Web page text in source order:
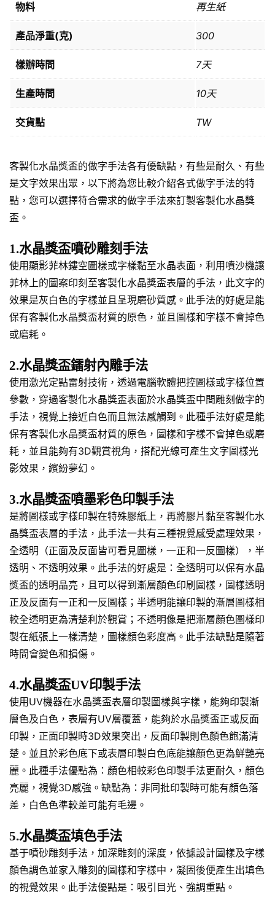
物料 再生紙
產品淨重(克) 300
樣辦時間 7天
生產時間 10天
交貨點 TW
客製化水晶獎盃的做字手法各有優缺點，有些是耐久、有些
是文字效果出眾，以下將為您比較介紹各式做字手法的特
點，您可以選擇符合需求的做字手法來訂製客製化水晶獎
盃。
1.水晶獎盃噴砂雕刻手法
使用顯影菲林鏤空圖樣或字樣黏至水晶表面，利用噴沙機讓
菲林上的圖案印刻至客製化水晶獎盃表層的手法，此文字的
效果是灰白色的字樣並且呈現磨砂質感。此手法的好處是能
保有客製化水晶獎盃材質的原色，並且圖樣和字樣不會掉色
或磨耗。
2.水晶獎盃鐳射內雕手法
使用激光定點雷射技術，透過電腦軟體把控圖樣或字樣位置
參數，穿過客製化水晶獎盃表面於水晶獎盃中間雕刻做字的
手法，視覺上接近白色而且無法感觸到。此種手法好處是能
保有客製化水晶獎盃材質的原色，圖樣和字樣不會掉色或磨
耗，並且能夠有3D觀賞視角，搭配光線可產生文字圖樣光
影效果，繽紛夢幻。
3.水晶獎盃噴墨彩色印製手法
是將圖樣或字樣印製在特殊膠紙上，再將膠片黏至客製化水
晶獎盃表層的手法，此手法一共有三種視覺感受處理效果，
全透明（正面及反面皆可看見圖樣，一正和一反圖樣），半
透明、不透明效果。此手法的好處是：全透明可以保有水晶
獎盃的透明晶亮，且可以得到漸層顏色印刷圖樣，圖樣透明
正及反面有一正和一反圖樣；半透明能讓印製的漸層圖樣相
較全透明更為清楚利於觀賞；不透明像是把漸層顏色圖樣印
製在紙張上一樣清楚，圖樣顏色彩度高。此手法缺點是隨著
時間會變色和損傷。
4.水晶獎盃UV印製手法
使用UV機器在水晶獎盃表層印製圖樣與字樣，能夠印製漸
層色及白色，表層有UV層覆蓋，能夠於水晶獎盃正或反面
印製，正面印製時3D效果突出，反面印製則色顏色飽滿清
楚。並且於彩色底下或表層印製白色底能讓顏色更為鮮艷亮
麗。此種手法優點為：顏色相較彩色印製手法更耐久，顏色
亮麗，視覺3D感強。缺點為：非同批印製時可能有顏色落
差，白色色準較差可能有毛邊。
5.水晶獎盃填色手法
基于噴砂雕刻手法，加深雕刻的深度，依據設計圖樣及字樣
顏色調色並家入雕刻的圖樣和字樣中，凝固後便產生出填色
的視覺效果。此手法優點是：吸引目光、強調重點。